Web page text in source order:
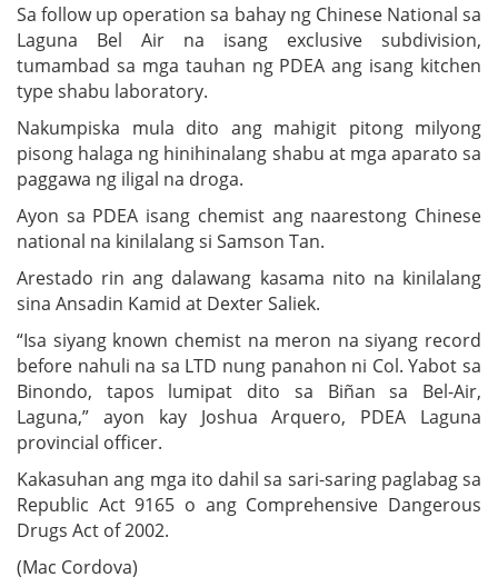
Sa follow up operation sa bahay ng Chinese National sa
Laguna Bel Air na isang exclusive subdivision,
tumambad sa mga tauhan ng PDEA ang isang kitchen
type shabu laboratory.
Nakumpiska mula dito ang mahigit pitong milyong
pisong halaga ng hinihinalang shabu at mga aparato sa
paggawa ng iligal na droga.
Ayon sa PDEA isang chemist ang naarestong Chinese
national na kinilalang si Samson Tan.
Arestado rin ang dalawang kasama nito na kinilalang
sina Ansadin Kamid at Dexter Saliek.
“Isa siyang known chemist na meron na siyang record
before nahuli na sa LTD nung panahon ni Col. Yabot sa
Binondo, tapos lumipat dito sa Biñan sa Bel-Air,
Laguna,” ayon kay Joshua Arquero, PDEA Laguna
provincial officer.
Kakasuhan ang mga ito dahil sa sari-saring paglabag sa
Republic Act 9165 o ang Comprehensive Dangerous
Drugs Act of 2002.
(Mac Cordova)